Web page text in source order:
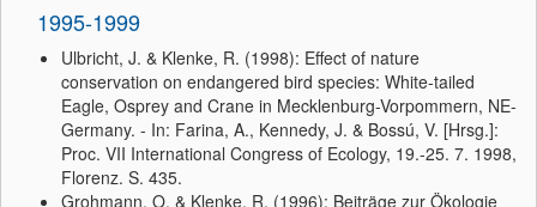
1995-1999
Ulbricht, J. & Klenke, R. (1998): Effect of nature
conservation on endangered bird species: White-tailed
Eagle, Osprey and Crane in Mecklenburg-Vorpommern, NE-
Germany. - In: Farina, A., Kennedy, J. & Bossú, V. [Hrsg.]:
Proc. VII International Congress of Ecology, 19.-25. 7. 1998,
Florenz. S. 435.
Grohmann, O. & Klenke, R. (1996): Beiträge zur Ökologie